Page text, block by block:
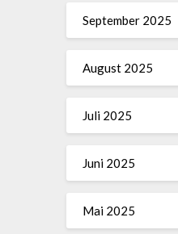
September 2025
August 2025
Juli 2025
Juni 2025
Mai 2025